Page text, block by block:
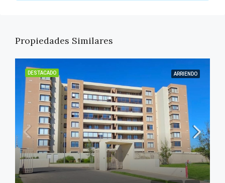
Propiedades Similares
DESTACADO ARRIENDO